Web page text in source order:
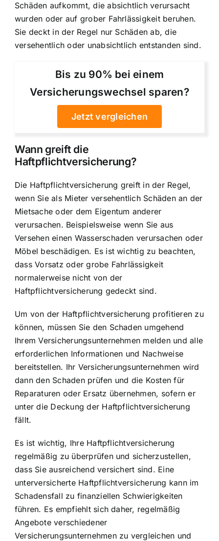
Schäden aufkommt, die absichtlich verursacht
wurden oder auf grober Fahrlässigkeit beruhen.
Sie deckt in der Regel nur Schäden ab, die
versehentlich oder unabsichtlich entstanden sind.
Bis zu 90% bei einem
Versicherungswechsel sparen?
Jetzt vergleichen
Wann greift die
Haftpflichtversicherung?
Die Haftpflichtversicherung greift in der Regel,
wenn Sie als Mieter versehentlich Schäden an der
Mietsache oder dem Eigentum anderer
verursachen. Beispielsweise wenn Sie aus
Versehen einen Wasserschaden verursachen oder
Möbel beschädigen. Es ist wichtig zu beachten,
dass Vorsatz oder grobe Fahrlässigkeit
normalerweise nicht von der
Haftpflichtversicherung gedeckt sind.
Um von der Haftpflichtversicherung profitieren zu
können, müssen Sie den Schaden umgehend
Ihrem Versicherungsunternehmen meldenund alle
erforderlichen Informationen und Nachweise
bereitstellen. Ihr Versicherungsunternehmen wird
dann den Schaden prüfen und die Kosten für
Reparaturen oder Ersatz übernehmen, sofern er
unter die Deckung der Haftpflichtversicherung
fällt.
Es ist wichtig, Ihre Haftpflichtversicherung
regelmäßig zu überprüfen und sicherzustellen,
dass Sie ausreichend versichert sind. Eine
unterversicherte Haftpflichtversicherung kann im
Schadensfall zu finanziellen Schwierigkeiten
führen. Es empfiehlt sich daher, regelmäßig
Angebote verschiedener
Versicherungsunternehmen zu vergleichen und